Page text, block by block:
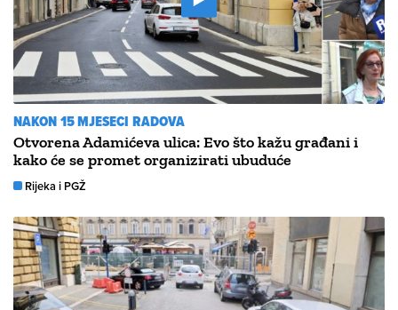
NAKON 15 MJESECI RADOVA
Otvorena Adamićeva ulica: Evo što kažu građani i
kako će se promet organizirati ubuduće
Rijeka i PGŽ